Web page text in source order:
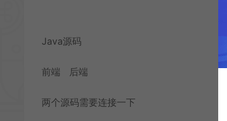
Java源码
前端 后端
两个源码需要连接一下